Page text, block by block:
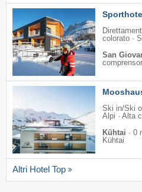
colorato ·
San
Ski in/Ski
Alpi · Alta
Kühtai · 0
Kühtai
Altri Hotel Top